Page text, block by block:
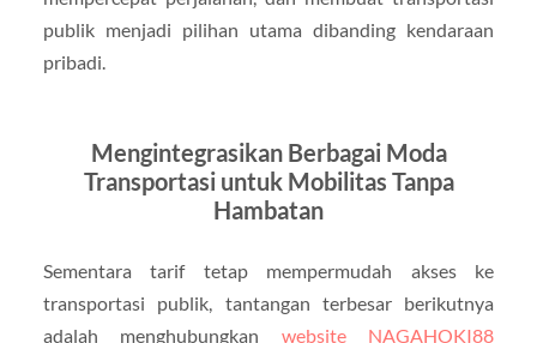
publik menjadi pilihan utama dibanding kendaraan
pribadi.
Mengintegrasikan Berbagai Moda
Transportasi untuk Mobilitas Tanpa
Hambatan
Sementara tarif tetap mempermudah akses ke
transportasi publik, tantangan terbesar berikutnya
adalah menghubungkan website NAGAHOKI88